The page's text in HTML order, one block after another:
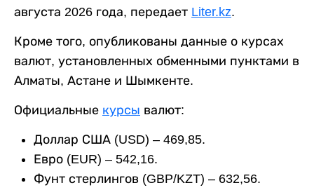
августа 2026 года, передает Liter.kz.
Кроме того, опубликованы данные о курсах
валют, установленных обменными пунктами в
Алматы, Астане и Шымкенте.
Официальные курсы валют:
Доллар США (USD) – 469,85.
Евро (EUR) – 542,16.
Фунт стерлингов (GBP/KZT) – 632,56.